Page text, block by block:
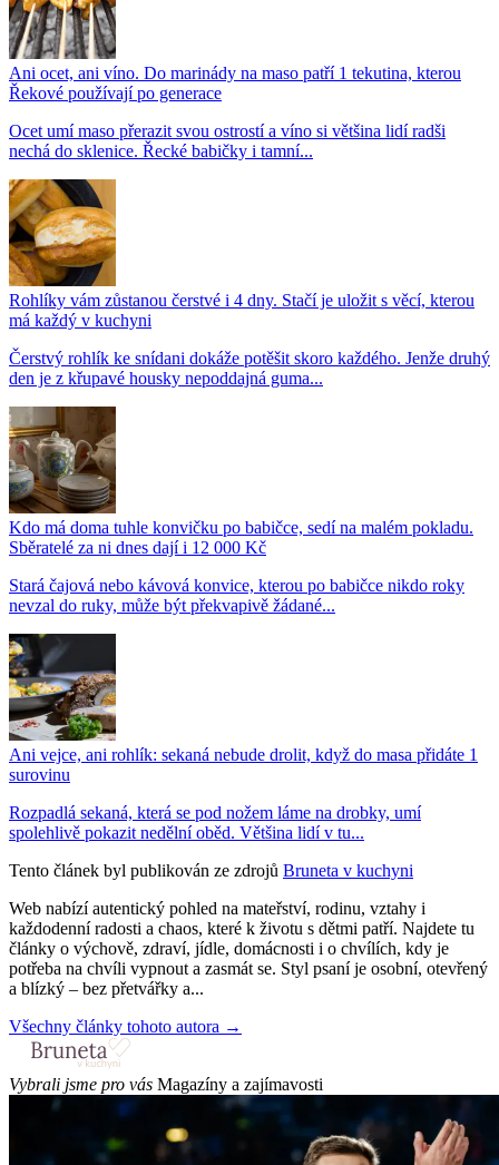
Ani ocet, ani víno. Do marinády na maso patří 1 tekutina, kterou
Řekové používají po generace
Ocet umí maso přerazit svou ostrostí a víno si většina lidí radši
nechá do sklenice. Řecké babičky i tamní...
Rohlíky vám zůstanou čerstvé i 4 dny. Stačí je uložit s věcí, kterou
má každý v kuchyni
Čerstvý rohlík ke snídani dokáže potěšit skoro každého. Jenže druhý
den je z křupavé housky nepoddajná guma...
Kdo má doma tuhle konvičku po babičce, sedí na malém pokladu.
Sběratelé za ni dnes dají i 12 000 Kč
Stará čajová nebo kávová konvice, kterou po babičce nikdo roky
nevzal do ruky, může být překvapivě žádané...
Ani vejce, ani rohlík: sekaná nebude drolit, když do masa přidáte 1
surovinu
Rozpadlá sekaná, která se pod nožem láme na drobky, umí
spolehlivě pokazit nedělní oběd. Většina lidí v tu...
Tento článek byl publikován ze zdrojů Bruneta v kuchyni
Web nabízí autentický pohled na mateřství, rodinu, vztahy i
každodenní radosti a chaos, které k životu s dětmi patří. Najdete tu
články o výchově, zdraví, jídle, domácnosti i o chvílích, kdy je
potřeba na chvíli vypnout a zasmát se. Styl psaní je osobní, otevřený
a blízký – bez přetvářky a...
Všechny články tohoto autora →
Vybrali jsme pro vás Magazíny a zajímavosti